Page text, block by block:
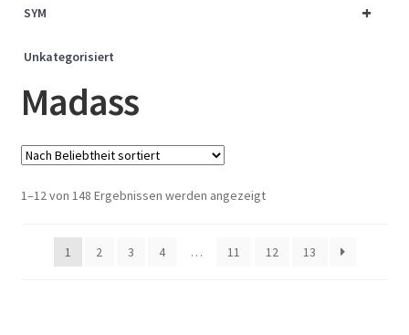
+
SYM
Unkategorisiert
Madass
1–12 von 148 Ergebnissen werden angezeigtNach
1
2 3 4 … 11 12 13